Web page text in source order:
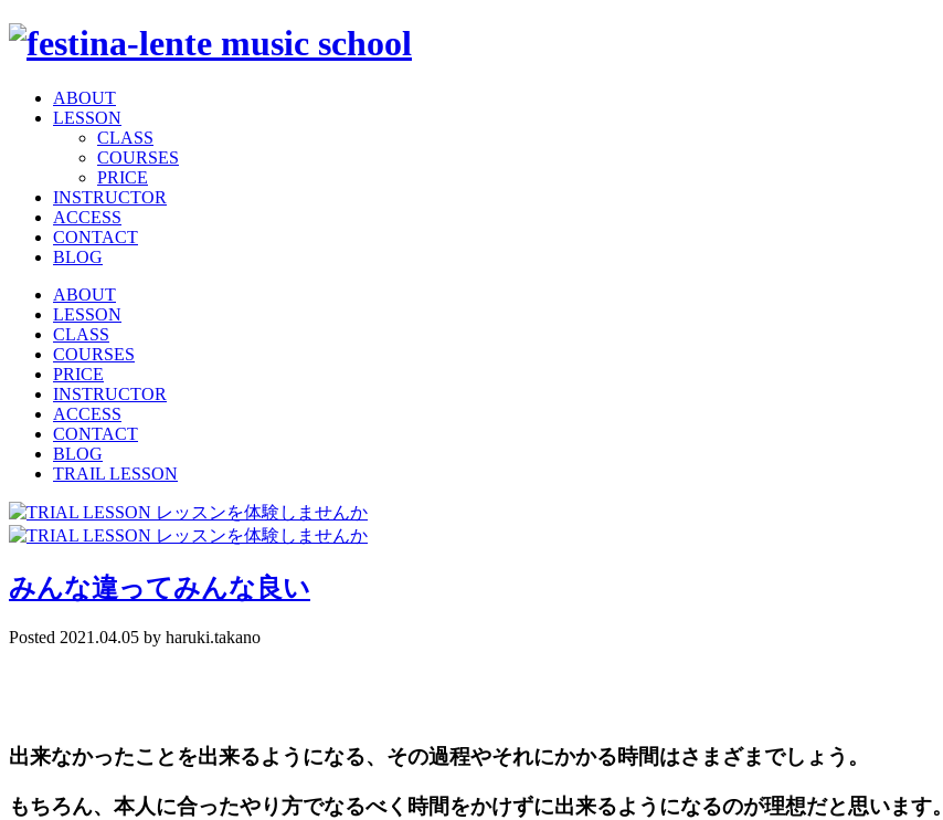
ABOUT
LESSON
CLASS
COURSES
PRICE
INSTRUCTOR
ACCESS
CONTACT
BLOG
ABOUT
LESSON
CLASS
COURSES
PRICE
INSTRUCTOR
ACCESS
CONTACT
BLOG
TRAIL LESSON
みんな違ってみんな良い
Posted 2021.04.05 by haruki.takano
出来なかったことを出来るようになる、その過程やそれにかかる時間はさまざまでしょう。
もちろん、本人に合ったやり方でなるべく時間をかけずに出来るようになるのが理想だと思います。